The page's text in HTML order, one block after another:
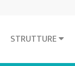
STRUTTURE